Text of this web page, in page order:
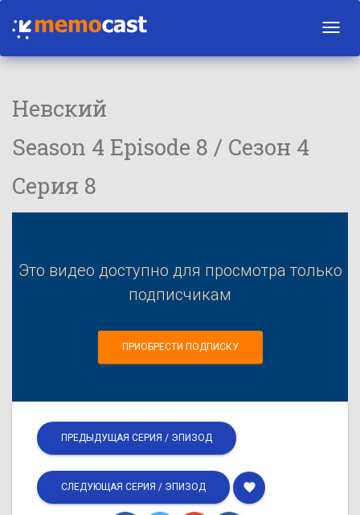
Невский
Season 4 Episode 8 / Сезон 4
Серия 8
Это видео доступно для просмотра только
подписчикам
ПРИОБРЕСТИ ПОДПИСКУ
ПРЕДЫДУЩАЯ СЕРИЯ / ЭПИЗОД
СЛЕДУЮЩАЯ СЕРИЯ / ЭПИЗОД favorite